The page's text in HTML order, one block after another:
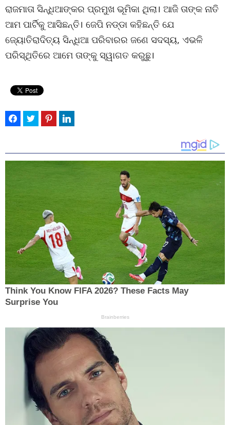
ରାଜମାତା ସିନ୍ଧିଆଙ୍କର ପ୍ରମୁଖ ଭୂମିକା ଥିଲା। ଆଜି ତାଙ୍କ ନାତି
ଆମ ପାର୍ଟିକୁ ଆସିଛନ୍ତି। ଜେପି ନଡ୍ଡା କହିଛନ୍ତି ଯେ
ଜ୍ୟୋତିରାଦିତ୍ୟ ସିନ୍ଧିଆ ପରିବାରର ଜଣେ ସଦସ୍ୟ, ଏଭଳି
ପରିସ୍ଥିତିରେ ଆମେ ତାଙ୍କୁ ସ୍ୱାଗତ କରୁଛୁ।